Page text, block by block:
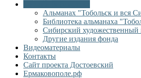
Альманах "Тобольск и вся
Библиотека альманаха
Сибирский художественный
Другие издания фонда
Видеоматериалы
Контакты
Сайт проекта Достоевский
Ермаковополе.рф